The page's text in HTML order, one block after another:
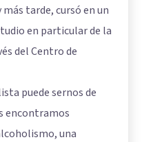
más tarde, cursó en un
en particular de la
del Centro de
puede sernos de
encontramos
una